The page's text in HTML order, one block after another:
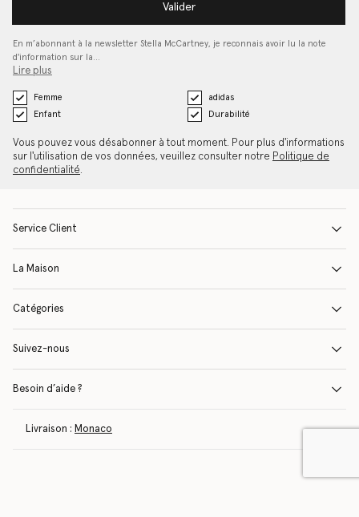
Valider
En m’abonnant à la newsletter Stella McCartney, je reconnais avoir lu la note
d'information sur la…
Lire plus
Femme
adidas
Enfant
Durabilité
Vous pouvez vous désabonner à tout moment. Pour plus d'informations
sur l'utilisation de vos données, veuillez consulter notre Politique de
confidentialité.
Service Client
La Maison
Catégories
Suivez-nous
Besoin d’aide ?
Livraison : Monaco